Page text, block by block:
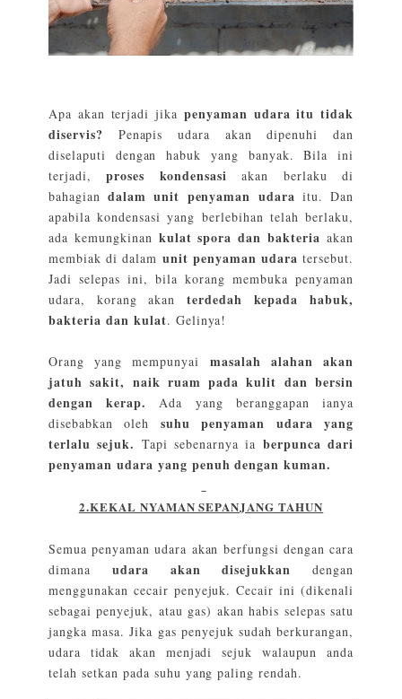
Apa akan terjadi jika penyaman udara itu tidak
diservis? Penapis udara akan dipenuhi dan
diselaputi dengan habuk yang banyak. Bila ini
terjadi,proses kondensasiakan berlaku di
bahagiandalam unit penyaman udara itu. Dan
apabila kondensasi yang berlebihan telah berlaku,
ada kemungkinan kulat spora dan bakteria akan
membiak di dalam unit penyaman udaratersebut.
Jadi selepas ini, bila korang membuka penyaman
udara, korang akan terdedah kepada habuk,
bakteria dan kulat. Gelinya!
Orang yang mempunyai masalah alahan akan
jatuh sakit, naik ruam pada kulit dan bersin
dengan kerap.
Ada yang beranggapan ianya
disebabkan oleh suhu penyaman udara yang
terlalu sejuk. Tapi sebenarnya ia berpunca dari
penyaman udara yang penuh dengan kuman.
2.KEKAL NYAMAN SEPANJANG TAHUN
Semua penyaman udara akan berfungsi dengan cara
dimana udara akan disejukkan dengan
menggunakan cecair penyejuk. Cecair ini (dikenali
sebagai penyejuk, atau gas) akan habis selepas satu
jangka masa. Jika gas penyejuk sudah berkurangan,
udara tidak akan menjadi sejuk walaupun anda
telah setkan pada suhu yang paling rendah.